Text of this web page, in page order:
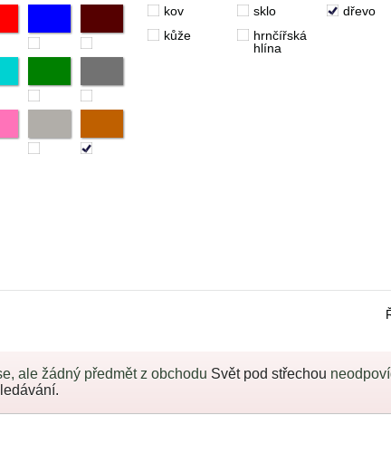
kov sklo
dřevo
kůže
hrnčířská
hlína
ale žádný předmět z obchodu Svět pod střechou